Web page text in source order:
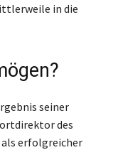
in die
seiner
des
als erfolgreicher